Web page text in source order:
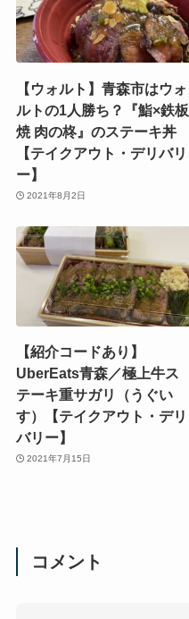
【ウォルト】青森市はウォ
ルトの1人勝ち？『鮨×鉄板
焼 肉の柊』のステーキ丼
【テイクアウト・デリバリ
ー】
2021年8月2日
【紹介コードあり】
UberEats青森／極上牛ス
テーキ重サガリ（うぐい
す）【テイクアウト・デリ
バリー】
2021年7月15日
コメント